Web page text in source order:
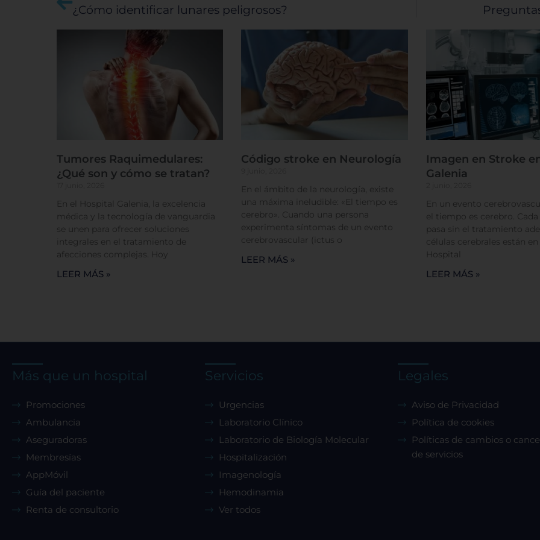
¿Cómo identificar lunares peligrosos?
Tumores Raquimedulares:
¿Qué son y cómo se tratan?
En el Hospital Galenia, la excelencia
médica y la tecnología de vanguardia
se unen para ofrecer soluciones
integrales en el tratamiento de
afecciones complejas. Hoy
LEER MÁS »
Código stroke en Neurología
En el ámbito de la neurología, existe
una máxima ineludible: «El tiempo es
cerebro». Cuando una persona
experimenta síntomas de un evento
cerebrovascular (ictus o
LEER MÁS »
Imagen en Stroke
Galenia
En un evento
el tiempo es cerebro.
pasa sin el tratamiento
células cerebrales están
Hospital
LEER MÁS »
Más que un hospital
Promociones
Ambulancia
Aseguradoras
Membresías
AppMóvil
Guía del paciente
Renta de consultorio
Servicios
Urgencias
Laboratorio Clínico
Laboratorio de Biología Molecular
Hospitalización
Imagenología
Hemodinamia
Ver todos
Legales
Aviso de Privacidad
Política de cookies
Políticas de cambios o
de servicios
Cookies de funcionalidad
Cookies de rendimiento
Rechazar todas Confirmar mis